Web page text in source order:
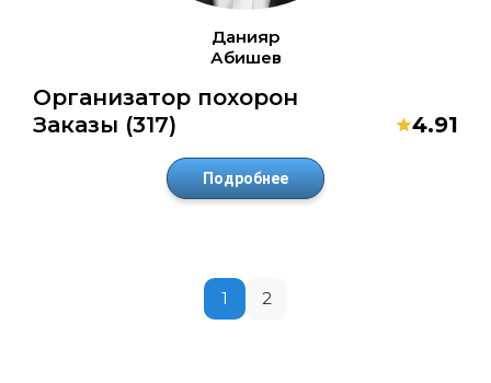
Данияр
Абишев
Организатор похорон
Заказы (317)
4.91
Подробнее
1 2